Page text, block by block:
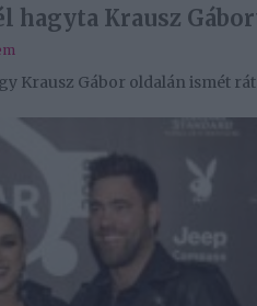
hagyta Krausz
Krausz Gábor oldalán ismét